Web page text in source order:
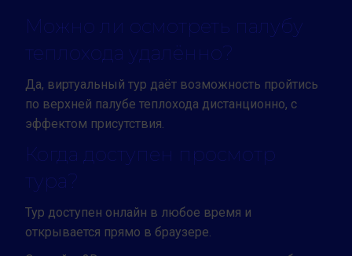
Можно ли осмотреть палубу
теплохода удалённо?
Да, виртуальный тур даёт возможность пройтись
по верхней палубе теплохода дистанционно, с
эффектом присутствия.
Когда доступен просмотр
тура?
Тур доступен онлайн в любое время и
открывается прямо в браузере.